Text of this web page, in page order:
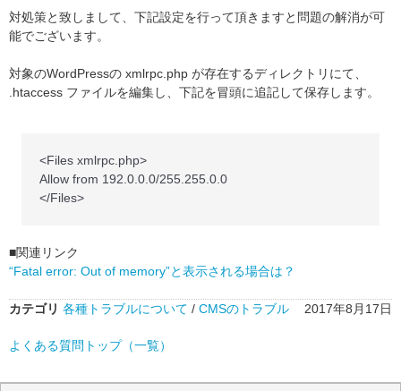
対処策と致しまして、下記設定を行って頂きますと問題の解消が可
能でございます。
対象のWordPressの xmlrpc.php が存在するディレクトリにて、
.htaccess ファイルを編集し、下記を冒頭に追記して保存します。
<Files xmlrpc.php>
Allow from 192.0.0.0/255.255.0.0
</Files>
■関連リンク
“Fatal error: Out of memory”と表示される場合は？
カテゴリ 各種トラブルについて / CMSのトラブル 2017年8月17日
よくある質問トップ（一覧）